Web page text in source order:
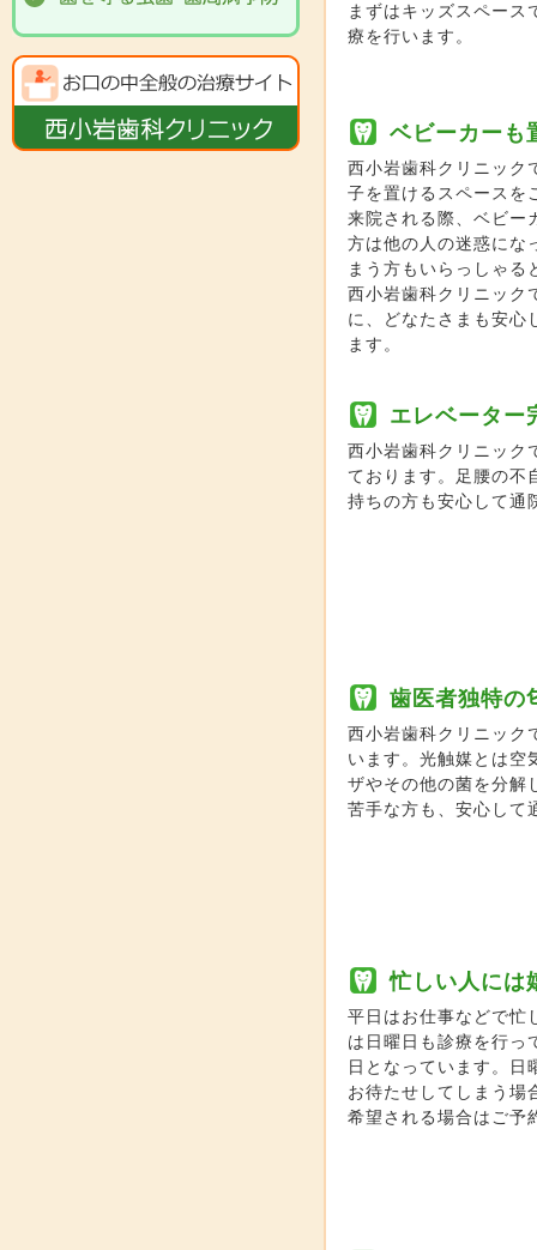
まずはキッズスペース
療を行います。
ベビーカーも
西小岩歯科クリニック
子を置けるスペースを
来院される際、ベビー
方は他の人の迷惑にな
まう方もいらっしゃる
西小岩歯科クリニック
に、どなたさまも安心
ます。
エレベーター
西小岩歯科クリニック
ております。足腰の不
持ちの方も安心して通
歯医者独特の
西小岩歯科クリニック
います。光触媒とは空
ザやその他の菌を分解
苦手な方も、安心して
忙しい人には
平日はお仕事などで忙
は日曜日も診療を行っ
日となっています。日
お待たせしてしまう場
希望される場合はご予